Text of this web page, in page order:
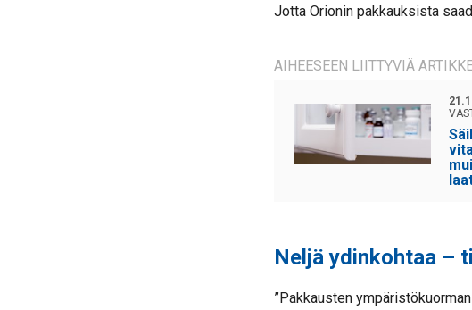
Jotta Orionin pakkauksista
AIHEESEEN LIITTYVIÄ
Neljä ydinkohtaa –
”Pakkausten